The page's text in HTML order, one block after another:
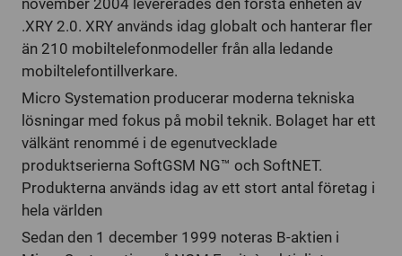
november 2004 levererades den första enheten av
.XRY 2.0. XRY används idag globalt och hanterar fler
än 210 mobiltelefonmodeller från alla ledande
mobiltelefontillverkare.
Micro Systemation producerar moderna tekniska
lösningar med fokus på mobil teknik. Bolaget har ett
välkänt renommé i de egenutvecklade
produktserierna SoftGSM NG™ och SoftNET.
Produkterna används idag av ett stort antal företag i
hela världen
Sedan den 1 december 1999 noteras B-aktien i